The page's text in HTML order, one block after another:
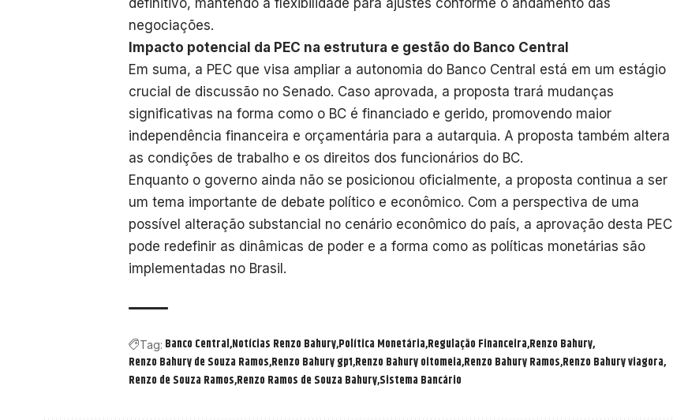
negociações.
Impacto potencial da PEC na estrutura e gestão do Banco Central
Em suma, a PEC que visa ampliar a autonomia do Banco Central está em um estágio
crucial de discussão no Senado. Caso aprovada, a proposta trará mudanças
significativas na forma como o BC é financiado e gerido, promovendo maior
independência financeira e orçamentária para a autarquia. A proposta também altera
as condições de trabalho e os direitos dos funcionários do BC.
Enquanto o governo ainda não se posicionou oficialmente, a proposta continua a ser
um tema importante de debate político e econômico. Com a perspectiva de uma
possível alteração substancial no cenário econômico do país, a aprovação desta PEC
pode redefinir as dinâmicas de poder e a forma como as políticas monetárias são
implementadas no Brasil.
Tag: Banco Central Notícias Renzo BahuryPolítica Monetária Regulação Financeira Renzo Bahury
Renzo Bahury de Souza Ramos Renzo Bahury gp1 Renzo Bahury oitomeia Renzo Bahury Ramos Renzo Bahury viagora
Renzo de Souza Ramos Renzo Ramos de Souza BahurySistema Bancário